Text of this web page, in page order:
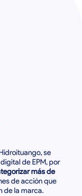
se
de EPM, por
más de
de acción que
de la marca.